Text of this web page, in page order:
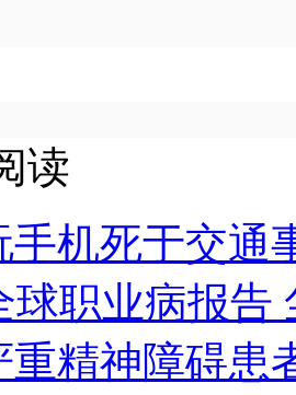
读
手机死于交通
球职业病报告
重精神障碍患